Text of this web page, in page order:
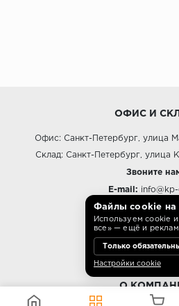
ОФИС И
Офис: Санкт-Петербург, улица
Склад: Санкт-Петербург, улица
Звоните
E-mail:
Режим
10:00 - 18:00
О
Файлы cookie на
Используем cookie и
все» — ещё и
Только
Настройки cookie